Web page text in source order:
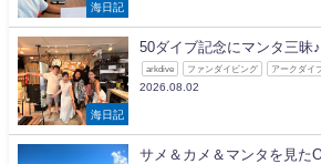
海日記
海日記
50ダイブ記念にマンタ三昧♪
arkdive ファンダイビング アークダイ
2026.08.02
サメ＆カメ＆マンタを見た